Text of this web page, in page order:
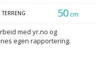
I TERRENG 50 cm
med yr.no og
egen rapportering.